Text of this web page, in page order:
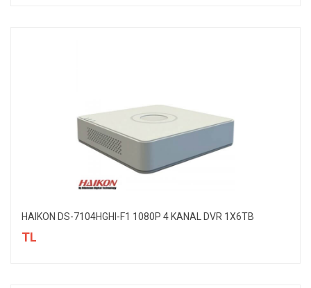
HAIKON DS-7104HGHI-F1 1080P 4 KANAL DVR 1X6TB
TL